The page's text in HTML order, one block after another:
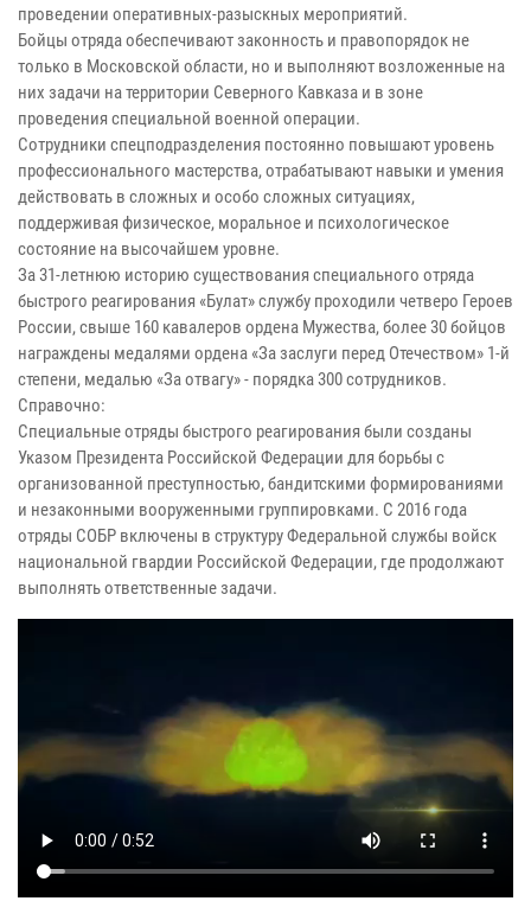
проведении оперативных-разыскных мероприятий.
Бойцы отряда обеспечивают законность и правопорядок не
только в Московской области, но и выполняют возложенные на
них задачи на территории Северного Кавказа и в зоне
проведения специальной военной операции.
Сотрудники спецподразделения постоянно повышают уровень
профессионального мастерства, отрабатывают навыки и умения
действовать в сложных и особо сложных ситуациях,
поддерживая физическое, моральное и психологическое
состояние на высочайшем уровне.
За 31-летнюю историю существования специального отряда
быстрого реагирования «Булат» службу проходили четверо Героев
России, свыше 160 кавалеров ордена Мужества, более 30 бойцов
награждены медалями ордена «За заслуги перед Отечеством» 1-й
степени, медалью «За отвагу» - порядка 300 сотрудников.
Справочно:
Специальные отряды быстрого реагирования были созданы
Указом Президента Российской Федерации для борьбы с
организованной преступностью, бандитскими формированиями
и незаконными вооруженными группировками. С 2016 года
отряды СОБР включены в структуру Федеральной службы войск
национальной гвардии Российской Федерации, где продолжают
выполнять ответственные задачи.